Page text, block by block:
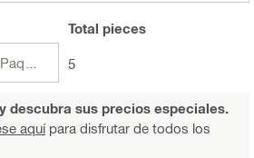
Total pieces
5
descubra sus precios especiales.
aquípara disfrutar de todos los